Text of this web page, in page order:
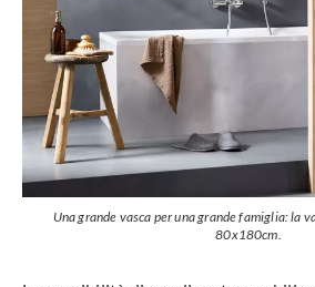
Una grande vasca per una grande famiglia: la
80x180cm.